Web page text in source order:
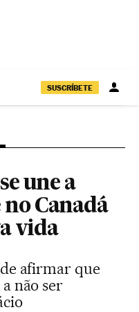
SUSCRÍBETE
une a
Canadá
vida
afirmar que
não ser